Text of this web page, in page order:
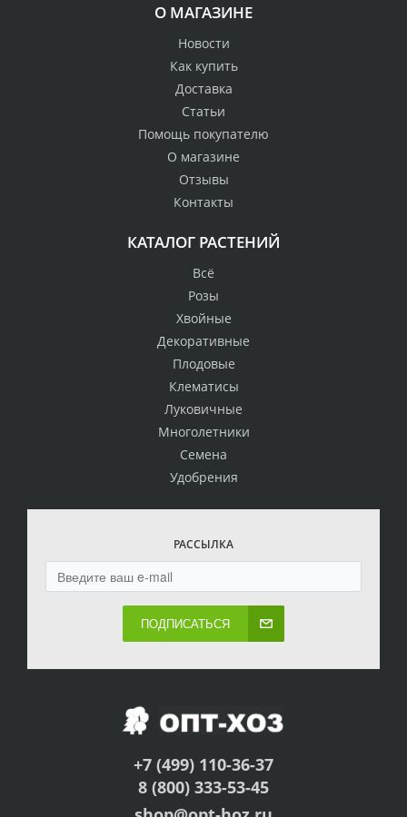
О МАГАЗИНЕ
Новости
Как купить
Доставка
Статьи
Помощь покупателю
О магазине
Отзывы
Контакты
КАТАЛОГ РАСТЕНИЙ
Всё
Розы
Хвойные
Декоративные
Плодовые
Клематисы
Луковичные
Многолетники
Семена
Удобрения
РАССЫЛКА
ПОДПИСАТЬСЯ
+7 (499) 110-36-37
8 (800) 333-53-45